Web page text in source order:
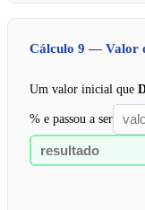
Cálculo 9 — Valor
Um valor inicial que
% e passou a ser